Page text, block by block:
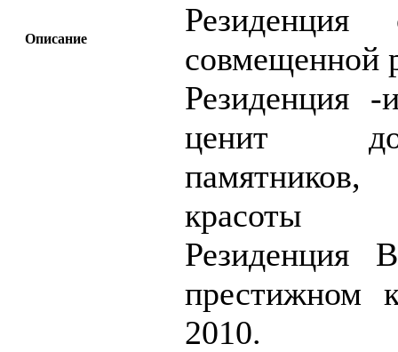
Описание
совмещенной
Резиденция -
ценит
красоты
Резиденция
престижном
2010.